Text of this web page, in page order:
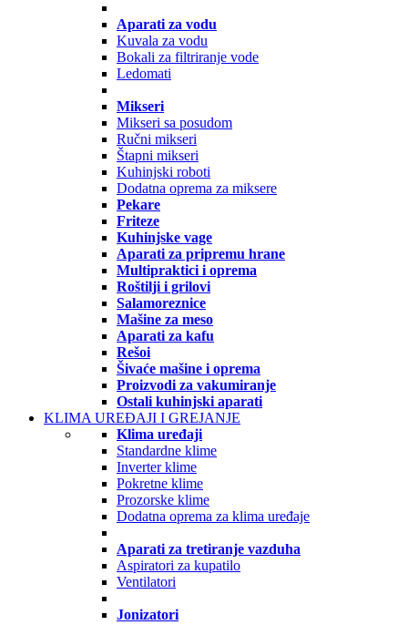
Aparati za vodu
Kuvala za vodu
Bokali za filtriranje vode
Ledomati
Mikseri
Mikseri sa posudom
Ručni mikseri
Štapni mikseri
Kuhinjski roboti
Dodatna oprema za miksere
Pekare
Friteze
Kuhinjske vage
Aparati za pripremu hrane
Multipraktici i oprema
Roštilji i grilovi
Salamoreznice
Mašine za meso
Aparati za kafu
Rešoi
Šivaće mašine i oprema
Proizvodi za vakumiranje
Ostali kuhinjski aparati
KLIMA UREĐAJI I GREJANJE
Klima uređaji
Standardne klime
Inverter klime
Pokretne klime
Prozorske klime
Dodatna oprema za klima uređaje
Aparati za tretiranje vazduha
Aspiratori za kupatilo
Ventilatori
Jonizatori